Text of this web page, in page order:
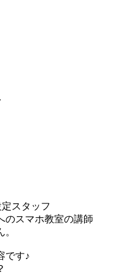
スタッフ
のスマホ教室の講師
です♪